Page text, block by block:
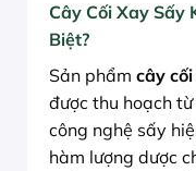
Cây Cối Xay Sấy
Biệt?
Sản phẩm cây
được thu hoạch
công nghệ sấy
hàm lượng dược